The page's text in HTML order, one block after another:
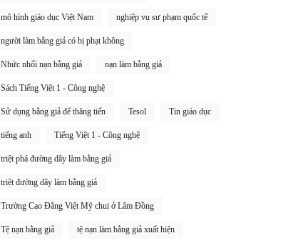
mô hình giáo dục Việt Nam nghiệp vụ sư phạm quốc tế
người làm bằng giả có bị phạt không
Nhức nhối nạn bằng giả nạn làm bằng giả
Sách Tiếng Việt 1 - Công nghệ
Sử dụng bằng giả để thăng tiến Tesol Tin giáo dục
tiếng anh Tiếng Việt 1 - Công nghệ
triệt phá đường dây làm bằng giả
triệt đường dây làm bằng giả
Trường Cao Đẳng Việt Mỹ chui ở Lâm Đồng
Tệ nạn bằng giả tệ nạn làm bằng giả xuất hiện